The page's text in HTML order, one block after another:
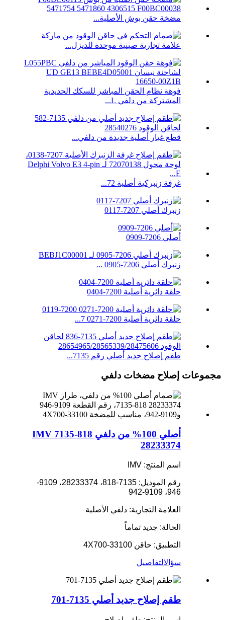
مضخة حقن بوش الأصلية...
علامة تجارية صينية موحدة للديزل...
فوهة نظام الحقن المباشر للسكك الحديدية
المشتركة من دلفي L...
قطع غيار أصلية جديدة من دلفي...
غرفة زنبركية أصلية 72...
زنبرك أصلي 7207-0117
أصلي 7206-0909
زنبرك أصلي 7206-0905 ...
حلقة دائرية أصلية 7200-0404
حلقة دائرية أصلية 7200-0271 7...
طقم إصلاح جديد أصلي رقم 7135...
مجموعات إصلاح مضخات دلفي
أصلي 100% من دلفي IMV 7135-818
28233374
اسم المنتج: IMV
رقم الموديل: 7135-818، 28233374، 9109-
946، 9109-942
العلامة التجارية: دلفي الأصلية
الحالة: جديد تماماً
التطبيق: حاقن 33100-4X700
سؤالالتفاصيل
طقم إصلاح جديد أصلي 7135-701